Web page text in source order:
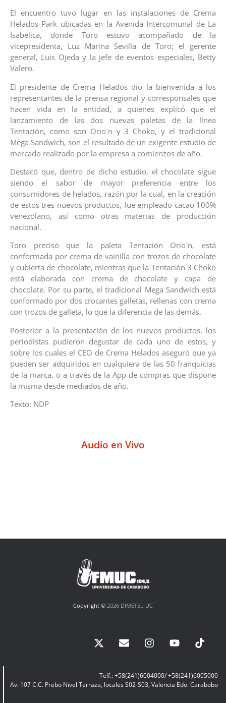
El encuentro tuvo lugar en las instalaciones de Crema
Helados Park ubicadas en la Avenida Intercomunal de La
Isabelica, donde Toro estuvo acompañado de la
vicepresidenta, Luz Marina Sevilla de Toro; el gerente
general, Luis Ojeda y la jefe de eventos especiales, Betty
Valero.
El presidente de Crema Helados dio la bienvenida a los
representantes de la prensa regional y corresponsales que
hacen vida en la entidad, a quienes explicó que el
lanzamiento de las dos nuevas paletas de la línea
Tentación, como son Orio´n y 3 Choko, y el tradicional
Mega Sandwich, son el resultado de un exigente estudio de
mercado realizado por la empresa a comienzos de año.
Destacó que, dentro de dicho estudio, el chocolate sigue
siendo el sabor de mayor preferencia entre los
consumidores de helados, razón por la cual, en la creación
de estos tres nuevos productos, fue empleado cacao 100%
venezolano, así como otras materias de producción
nacional.
Toro precisó que la paleta Tentación Orio´n, está
conformada por crema de vainilla con trozos de chocolate
y cubierta de chocolate, mientras que la Tentación 3 Choko
está elaborada con crema de chocolate y capa de
chocolate. Por su parte, el tradicional Mega Sandwich está
conformado por dos crocantes galletas, rellenas con crema
con trozos de galleta, lo que la diferencia de las demás.
Posterior a la presentación de los nuevos productos, los
periodistas pudieron degustar de cada uno de estos, y
sobre los cuales el CEO de Crema Helados aseguró que ya
pueden ser adquiridos en cualquiera de las 50 franquicias
de la marca, o a través de la App de compras que dispone
la misma desde mediados de año.
Texto: NDP
Audio en Vivo
Copyright © 2026 DIMETEL-UC
Telf.: +58(241)6004000/ +58(241)6005000
Av. 107 C.C. Prebo Nivel Terraza, locales S02-S03, Valencia Edo. Carabobo